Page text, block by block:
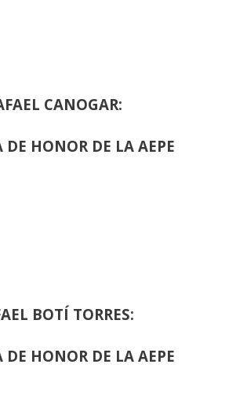
CANOGAR:
DE HONOR DE LA AEPE
BOTÍ TORRES:
DE HONOR DE LA AEPE